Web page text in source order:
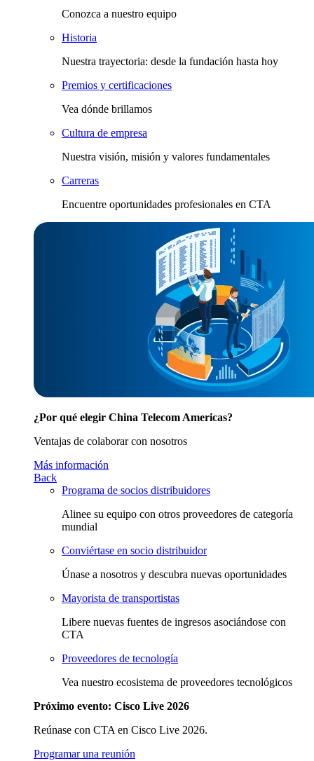
Conozca a nuestro equipo
Historia
Nuestra trayectoria: desde la fundación hasta hoy
Premios y certificaciones
Vea dónde brillamos
Cultura de empresa
Nuestra visión, misión y valores fundamentales
Carreras
Encuentre oportunidades profesionales en CTA
¿Por qué elegir China Telecom Americas?
Ventajas de colaborar con nosotros
Más información
Back
Programa de socios distribuidores
Alinee su equipo con otros proveedores de categoría
mundial
Conviértase en socio distribuidor
Únase a nosotros y descubra nuevas oportunidades
Mayorista de transportistas
Libere nuevas fuentes de ingresos asociándose con
CTA
Proveedores de tecnología
Vea nuestro ecosistema de proveedores tecnológicos
Próximo evento: Cisco Live 2026
Reúnase con CTA en Cisco Live 2026.
Programar una reunión